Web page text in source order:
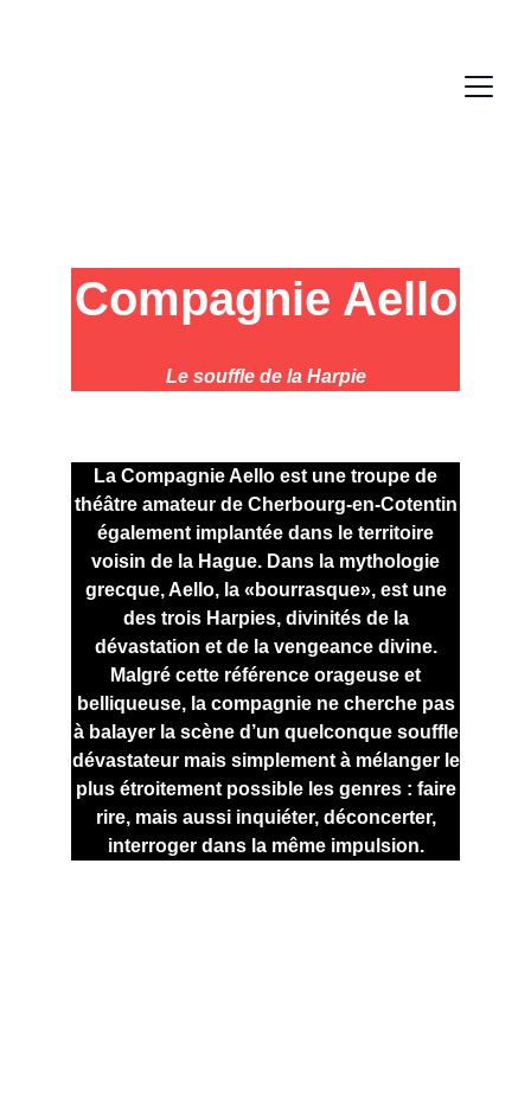
Compagnie Aello
Le souffle de la Harpie
La Compagnie Aello est une troupe de
théâtre amateur de Cherbourg-en-Cotentin
également implantée dans le territoire
voisin de la Hague. Dans la mythologie
grecque, Aello, la «bourrasque», est une
des trois Harpies, divinités de la
dévastation et de la vengeance divine.
Malgré cette référence orageuse et
belliqueuse, la compagnie ne cherche pas
à balayer la scène d’un quelconque souffle
dévastateur mais simplement à mélanger le
plus étroitement possible les genres : faire
rire, mais aussi inquiéter, déconcerter,
interroger dans la même impulsion.